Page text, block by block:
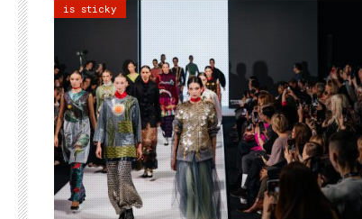
is sticky